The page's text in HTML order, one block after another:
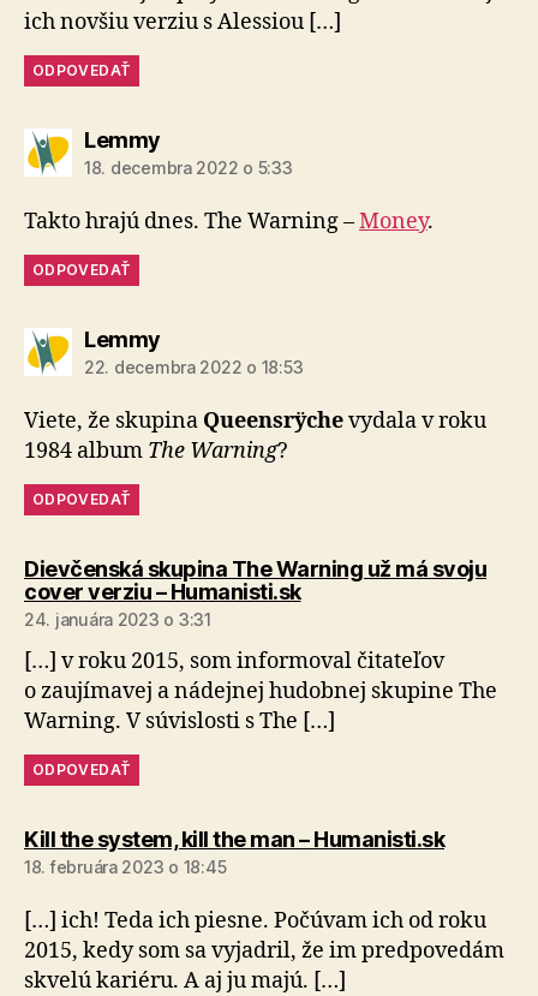
ich novšiu verziu s Alessiou […]
ODPOVEDAŤ
Lemmyhovorí:
18. decembra 2022 o 5:33
Takto hrajú dnes. The Warning –Money.
ODPOVEDAŤ
Lemmyhovorí:
22. decembra 2022 o 18:53
Viete, že skupina Queensrÿchevydala v roku
1984 album The Warning?
ODPOVEDAŤ
Dievčenská skupina The Warning už má svoju
cover verziu – Humanisti.skhovorí:
24. januára 2023 o 3:31
[…] v roku 2015, som informoval čitateľov
o zaujímavej a nádejnej hudobnej skupine The
Warning. V súvislosti s The […]
ODPOVEDAŤ
Kill the system, kill the man – Humanisti.skhovorí:
18. februára 2023 o 18:45
[…] ich! Teda ich piesne. Počúvam ich od roku
2015, kedy som sa vyjadril, že im predpovedám
skvelú kariéru. A aj ju majú. […]